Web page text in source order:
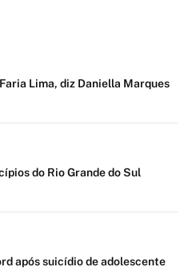
Lima, diz Daniella Marques
do Rio Grande do Sul
após suicídio de adolescente